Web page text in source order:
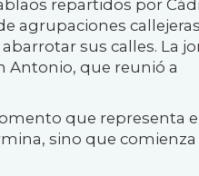
repartidos por
agrupaciones
sus calles. La
Antonio, que reunió a
que representa
sino que comienza